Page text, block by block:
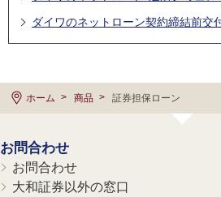
ダイワのネットローン契約締結前交
ホーム 商品 証券担保ローン
お問合わせ
お問合わせ
大和証券以外の窓口